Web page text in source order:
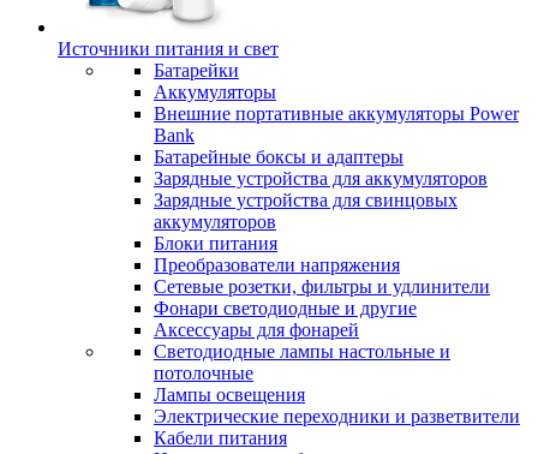
Источники питания и свет
Батарейки
Аккумуляторы
Внешние портативные аккумуляторы Power
Bank
Батарейные боксы и адаптеры
Зарядные устройства для аккумуляторов
Зарядные устройства для свинцовых
аккумуляторов
Блоки питания
Преобразователи напряжения
Сетевые розетки, фильтры и удлинители
Фонари светодиодные и другие
Аксессуары для фонарей
Светодиодные лампы настольные и
потолочные
Лампы освещения
Электрические переходники и разветвители
Кабели питания